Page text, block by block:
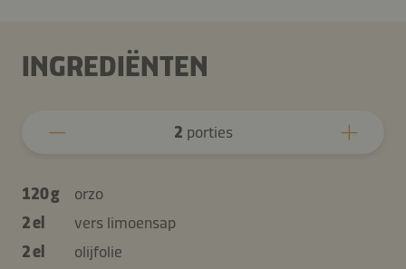
INGREDIËNTEN
2 porties
120 g
orzo
2 el
vers limoensap
2 el
olijfolie